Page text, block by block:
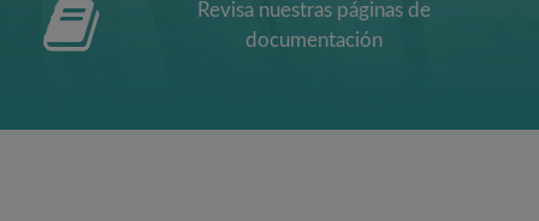
Revisa nuestras páginas de
documentación